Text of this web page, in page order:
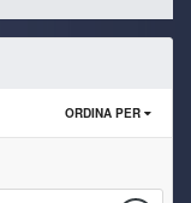
ORDINA PER